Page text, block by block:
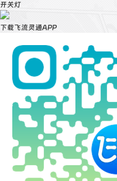
开关灯
下载飞流灵通APP